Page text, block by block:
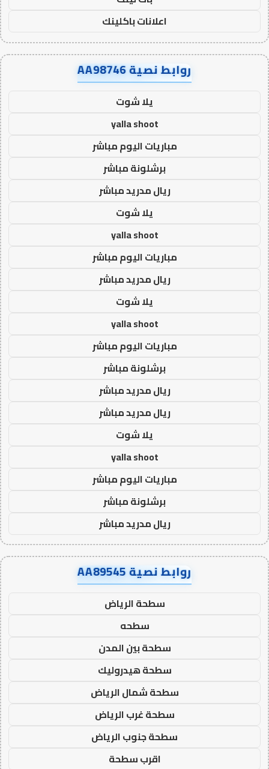
اعلانات باكلينك
روابط نصية AA98746
يلا شوت
yalla shoot
مباريات اليوم مباشر
برشلونة مباشر
ريال مدريد مباشر
يلا شوت
yalla shoot
مباريات اليوم مباشر
ريال مدريد مباشر
يلا شوت
yalla shoot
مباريات اليوم مباشر
برشلونة مباشر
ريال مدريد مباشر
ريال مدريد مباشر
يلا شوت
yalla shoot
مباريات اليوم مباشر
برشلونة مباشر
ريال مدريد مباشر
روابط نصية AA89545
سطحة الرياض
سطحه
سطحة بين المدن
سطحة هيدروليك
سطحة شمال الرياض
سطحة غرب الرياض
سطحة جنوب الرياض
اقرب سطحة